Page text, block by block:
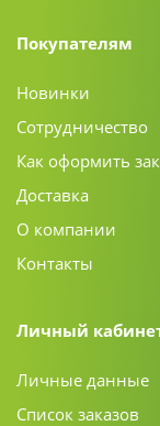
Покупателям
Новинки
Сотрудничество
Как оформить
Доставка
О компании
Контакты
Личный
Личные данные
Список заказов